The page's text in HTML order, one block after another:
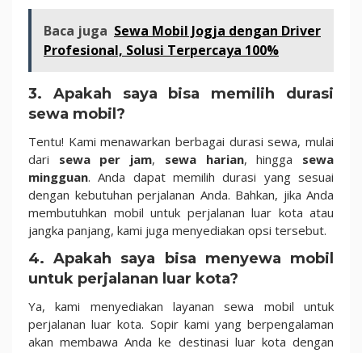
Baca juga Sewa Mobil Jogja dengan Driver
Profesional, Solusi Terpercaya 100%
3. Apakah saya bisa memilih durasi
sewa mobil?
Tentu! Kami menawarkan berbagai durasi sewa, mulai
dari sewa per jam, sewa harian, hingga sewa
mingguan. Anda dapat memilih durasi yang sesuai
dengan kebutuhan perjalanan Anda. Bahkan, jika Anda
membutuhkan mobil untuk perjalanan luar kota atau
jangka panjang, kami juga menyediakan opsi tersebut.
4.Apakah saya bisa menyewa mobil
untuk perjalanan luar kota?
Ya, kami menyediakan layanan sewa mobil untuk
perjalanan luar kota. Sopir kami yang berpengalaman
akan membawa Anda ke destinasi luar kota dengan